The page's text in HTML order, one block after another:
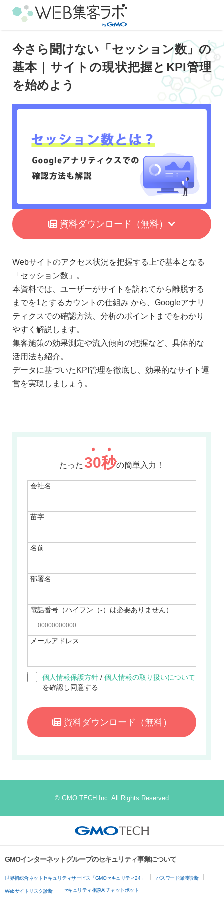
今さら聞けない「セッション数」の
基本｜サイトの現状把握とKPI管理
を始めよう
資料ダウンロード （無料）
Webサイトのアクセス状況を把握する上で基本となる
「セッション数」。
本資料では、ユーザーがサイトを訪れてから離脱する
までを1とするカウントの仕組み から、Googleアナリ
ティクスでの確認方法、分析のポイントまでをわかり
やすく解説します。
集客施策の効果測定や流入傾向の把握など、具体的な
活用法も紹介。
データに基づいたKPI管理を徹底し、効果的なサイト運
営を実現しましょう。
たった 30秒の簡単入力！
会社名
苗字
名前
部署名
電話番号（ハイフン（-）は必要ありません）
メールアドレス
個人情報保護方針 / 個人情報の取り扱いについて
を確認し同意する
資料ダウンロード （無料）
© GMO TECH Inc. All Rights Reserved
GMOインターネットグループのセキュリティ事業について
世界初総合ネットセキュリティサービス「GMOセキュリティ24」 パスワード漏洩診断
Webサイトリスク診断 セキュリティ相談AIチャットボット